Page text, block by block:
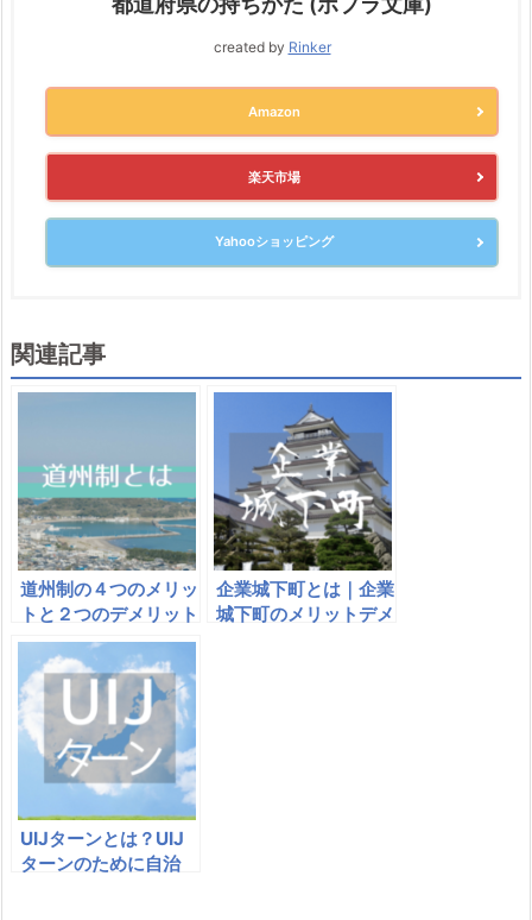
created by Rinker
Amazon
楽天市場
Yahooショッピング
関連記事
道州制の４つのメリッ
トと２つのデメリット
｜道州制についてわか
りやすく解説
企業城下町とは｜企業
城下町のメリットデメ
UIJターンとは？UIJ
ターンのために自治